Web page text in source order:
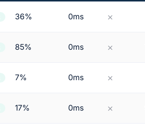
36% 0ms
85% 0ms
7% 0ms
17% 0ms